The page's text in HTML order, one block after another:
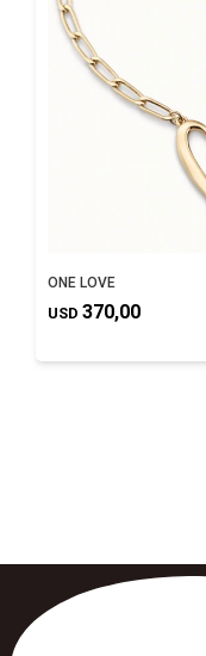
ONE LOVE
USD 370,00